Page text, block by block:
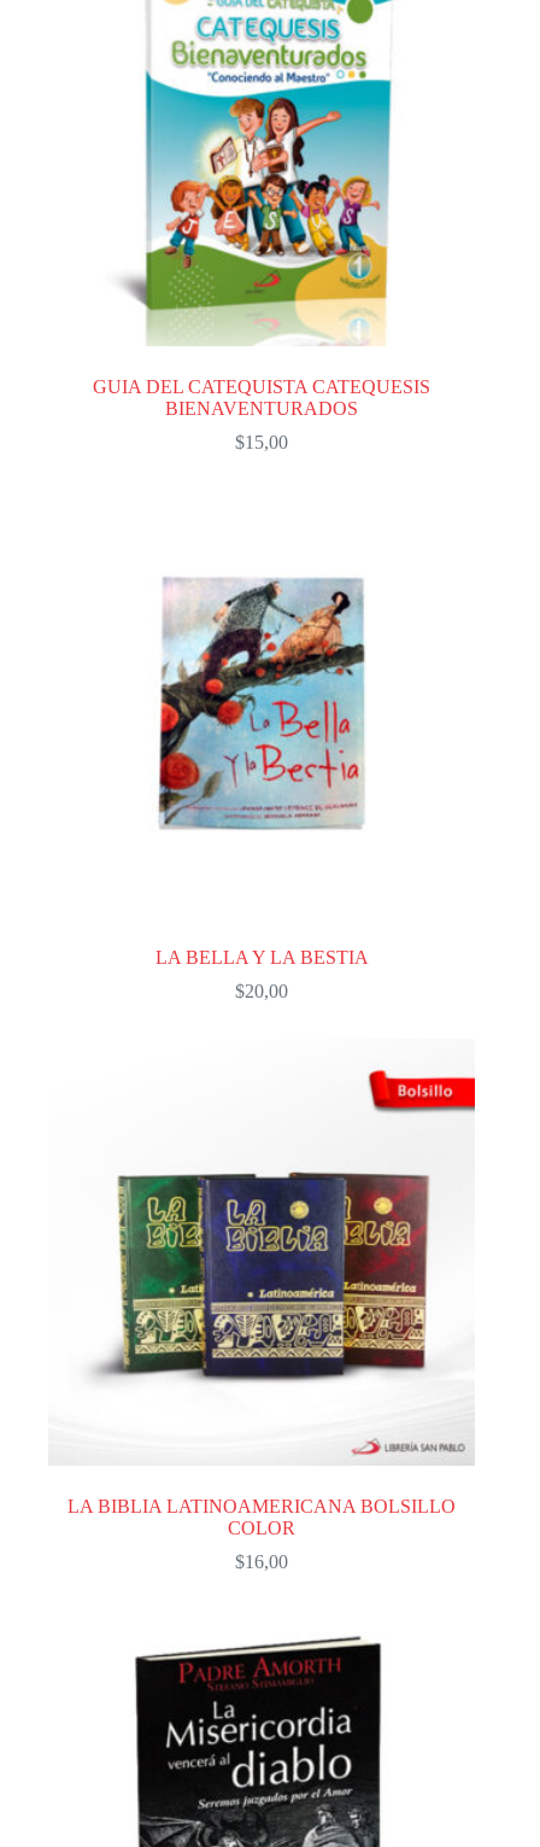
GUIA DEL CATEQUISTA CATEQUESIS
BIENAVENTURADOS
$15,00
LA BELLA Y LA BESTIA
$20,00
LA BIBLIA LATINOAMERICANA BOLSILLO
COLOR
$16,00